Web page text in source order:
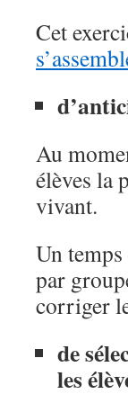
Cet
Au
élèves la
vivant.
Un
par
corriger
de
les